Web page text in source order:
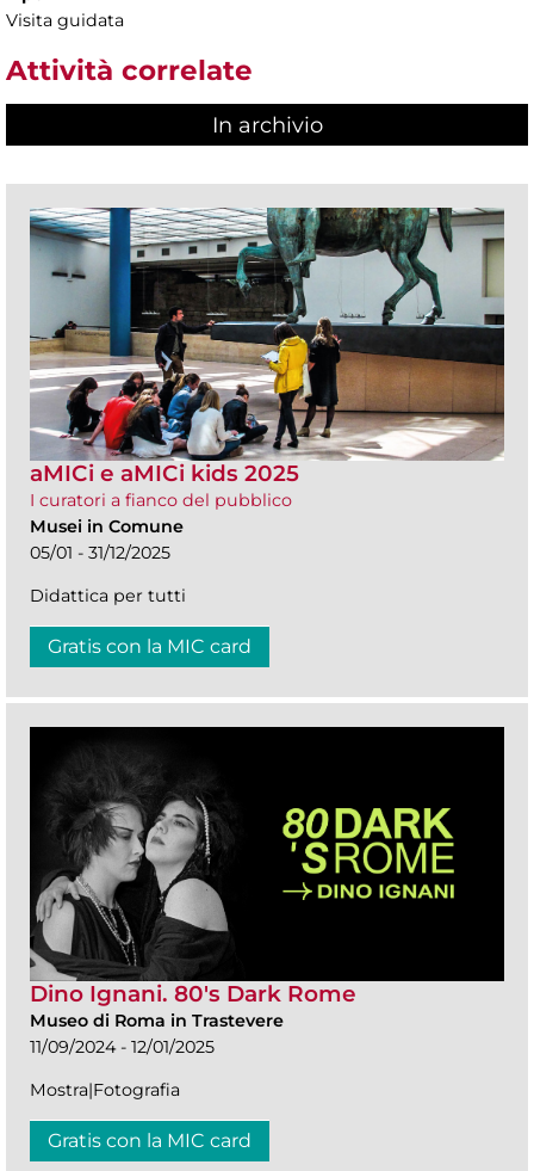
Visita guidata
Attività correlate
In archivio
aMICi e aMICi kids 2025
I curatori a fianco del pubblico
Musei in Comune
05/01 - 31/12/2025
Didattica per tutti
Gratis con la MIC card
Dino Ignani. 80's Dark Rome
Museo di Roma in Trastevere
11/09/2024 - 12/01/2025
Mostra|Fotografia
Gratis con la MIC card